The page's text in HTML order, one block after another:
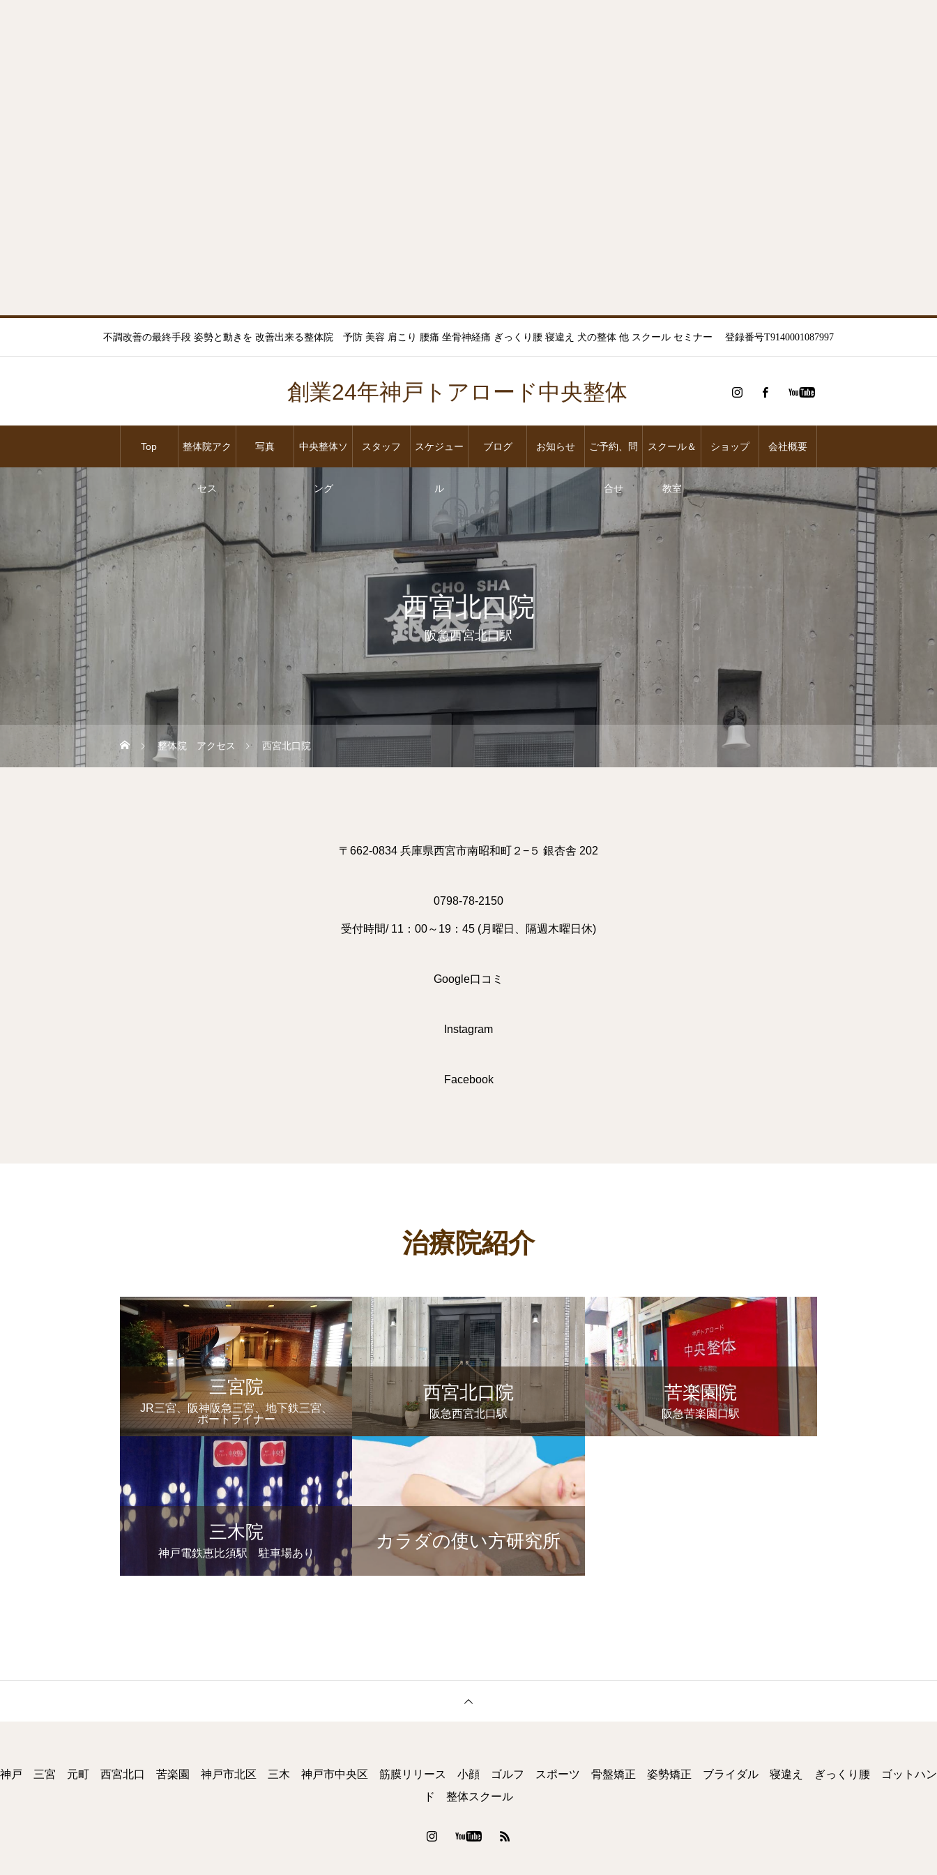
不調改善の最終手段 姿勢と動きを 改善出来る整体院 予防 美容 肩こり 腰痛 坐骨神経痛 ぎっくり腰 寝違え 犬の整体 他 スクール セミナー 登録番号T9140001087997
創業24年神戸トアロード中央整体
Top 整体院アク
セス
写真 中央整体ソ
ング
スタッフ スケジュー
ル
ブログ お知らせ ご予約、問
合せ
スクール＆
教室
ショップ 会社概要
西宮北口院
阪急西宮北口駅
整体院 アクセス 西宮北口院
〒662-0834 兵庫県西宮市南昭和町２−５ 銀杏舎 202
0798-78-2150
受付時間/ 11：00～19：45 (月曜日、隔週木曜日休)
Google口コミ
Instagram
Facebook
治療院紹介
三宮院
JR三宮、阪神阪急三宮、地下鉄三宮、
ポートライナー
西宮北口院
阪急西宮北口駅
苦楽園院
阪急苦楽園口駅
三木院
神戸電鉄恵比須駅 駐車場あり
カラダの使い方研究所
神戸 三宮 元町 西宮北口 苦楽園 神戸市北区 三木 神戸市中央区 筋膜リリース 小顔 ゴルフ スポーツ 骨盤矯正 姿勢矯正 ブライダル 寝違え ぎっくり腰 ゴットハン
ド 整体スクール